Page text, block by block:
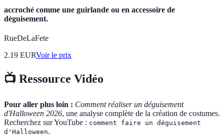
accroché comme une guirlande ou en accessoire de
déguisement.
RueDeLaFete
2.19 EURVoir le prix
📺 Ressource Vidéo
Pour aller plus loin : Comment réaliser un déguisement
d'Halloween 2026, une analyse complète de la création de costumes.
Recherchez sur YouTube : comment faire un déguisement
d'Halloween.